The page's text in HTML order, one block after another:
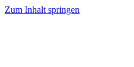
Zum Inhalt springen